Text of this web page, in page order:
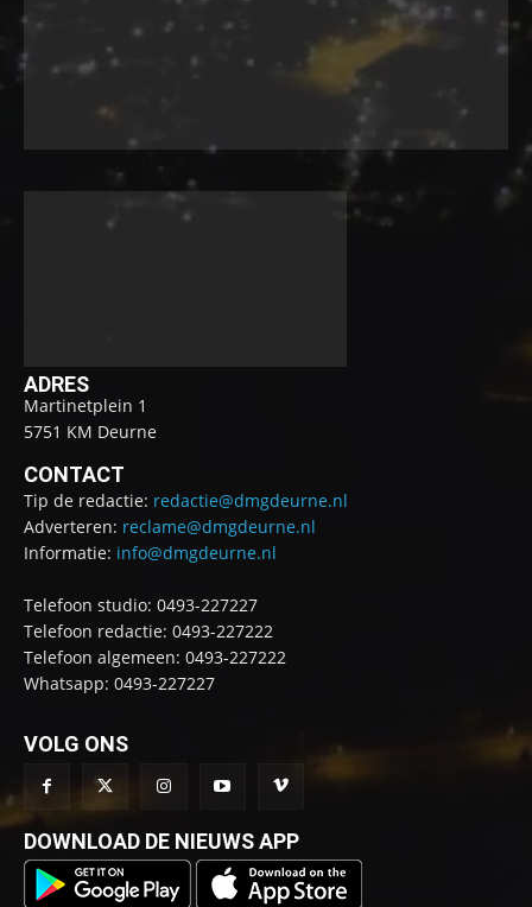
ADRES
Martinetplein 1
5751 KM Deurne
CONTACT
Tip de redactie: redactie@dmgdeurne.nl
Adverteren: reclame@dmgdeurne.nl
Informatie: info@dmgdeurne.nl
Telefoon studio: 0493-227227
Telefoon redactie: 0493-227222
Telefoon algemeen: 0493-227222
Whatsapp: 0493-227227
VOLG ONS
DOWNLOAD DE NIEUWS APP